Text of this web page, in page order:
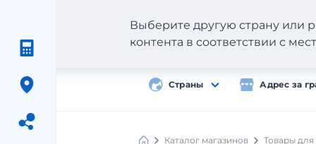
Страны Адрес за
Выберите другую страну или
контента в соответствии с
Каталог магазинов Товары для